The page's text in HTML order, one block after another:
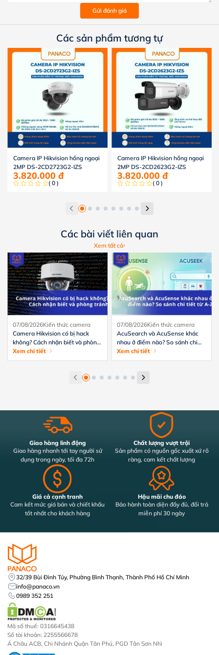
Gửi đánh giá
Các sản phẩm tương tự
Camera IP Hikvision hồng ngoại
2MP DS-2CD2723G2-IZS
3.820.000 đ
( 0 )
Camera IP Hikvision hồng ngoại
2MP DS-2CD2623G2-IZS
3.820.000 đ
( 0 )
Các bài viết liên quan
Xem tất cả
07/08/2026Kiến thức camera
Camera Hikvision có bị hack
không? Cách nhận biết và phòng
tránh hiệu quả
Xem chi tiết
07/08/2026Kiến thức camera
AcuSearch và AcuSense khác
nhau ở điểm nào? So sánh chi
tiết từ A-Z
Xem chi tiết
Giao hàng linh động
Giao hàng nhanh tới tay người sử
dụng trong ngày, tối đa 72h
Chất lượng vượt trội
Sản phẩm có nguồn gốc xuất xứ rõ
ràng, cam kết chất lượng
Giá cả cạnh tranh
Cam kết mức giá bán và chiết khấu
tốt nhất cho khách hàng
Hậu mãi chu đáo
Bảo hành toàn diện đầy đủ, đổi trả
miễn phí 30 ngày
32/39 Bùi Đình Túy, Phường Bình Thạnh, Thành Phố Hồ Chí Minh
info@panaco.vn
0989 352 251
Mã số thuế: 0316645438
Số tài khoản: 2255566678
Á Châu ACB, Chi Nhánh Quận Tân Phú, PGD Tân Sơn Nhì